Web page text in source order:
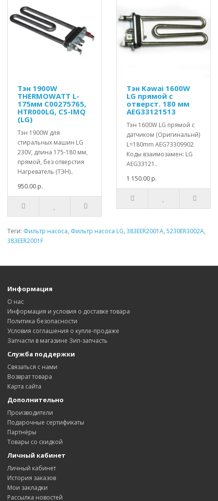
Тэн 1900W
THERMOWATT L-
175мм C00275765,
HTR000LG, CS-IMQ
(LG)
Тэн 1900W для
стиральных машин LG
230V, длина 175-180 мм,
прямой, без отверстия
Нагреватель (ТЭН)..
950.00 р.
Тэн Kawai 1600W
LG прямой с
отверст. 180 мм
AEG33121513
Тэн 1600W LG прямой с
датчиком (Оригинальнй)
L=180mm AEG73309902
Коды взаимозамен: LG
AEG33121..
1 150.00 р.
Теги: Фильтр насоса, Фильтр насоса LG, 383EER2001A, 5230ER3002A,
383EER2001F
Информация
О нас
Информация и условия о доставке товара
Политика безопасности
Условия соглашения о купле-продаже
Запчасти в магазине Зип-запчасть
Служба поддержки
Связаться с нами
Возврат товара
Карта сайта
Дополнительно
Производители
Подарочные сертификаты
Партнёры
Товары со скидкой
Личный кабинет
Личный кабинет
История заказов
Мои закладки
Рассылка новостей